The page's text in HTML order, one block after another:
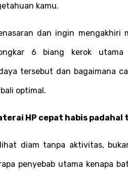
kamu.
dan ingin mengakhiri
6 biang kerok
tersebut dan bagaimana
optimal.
HP cepat habis padahal
diam tanpa aktivitas,
penyebab utama kenapa